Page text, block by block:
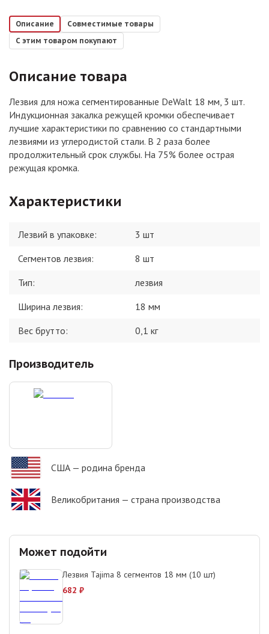
Описание
Совместимые товары
С этим товаром покупают
Описание товара
Лезвия для ножа сегментированные DeWalt 18 мм, 3 шт.
Индукционная закалка режущей кромки обеспечивает
лучшие характеристики по сравнению со стандартными
лезвиями из углеродистой стали. В 2 раза более
продолжительный срок службы. На 75% более острая
режущая кромка.
Характеристики
Лезвий в упаковке:
3 шт
Сегментов лезвия:
8 шт
Тип:
лезвия
Ширина лезвия:
18 мм
Вес брутто:
0,1 кг
Производитель
США — родина бренда
Великобритания — страна производства
Может подойти
Лезвия Tajima 8 сегментов 18 мм (10 шт)
682 ₽